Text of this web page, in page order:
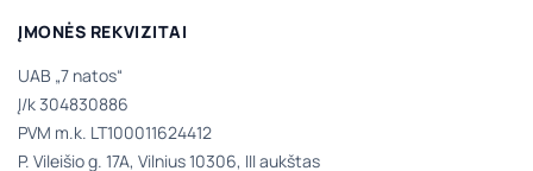
ĮMONĖS REKVIZITAI
UAB „7 natos“
Į/k 304830886
PVM m.k. LT100011624412
P. Vileišio g. 17A, Vilnius 10306, III aukštas